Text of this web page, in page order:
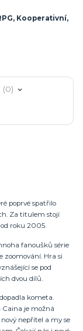
Kooperativní,
0
poprvé spatřilo
Za titulem stojí
roku 2005.
fanoušků série
zoomování. Hra si
se pod
dvou dílů.
kometa.
je možná
nepřítel a my se